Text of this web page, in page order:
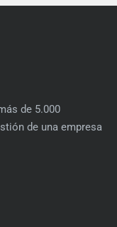
de 5.000
de una empresa